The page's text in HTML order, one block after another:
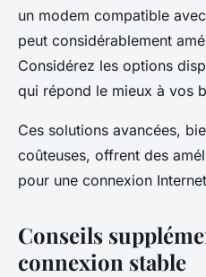
un modem compatible
peut considérablement
Considérez les options
qui répond le mieux à vos
Ces solutions avancées,
coûteuses, offrent des
pour une connexion
Conseils
connexion stable